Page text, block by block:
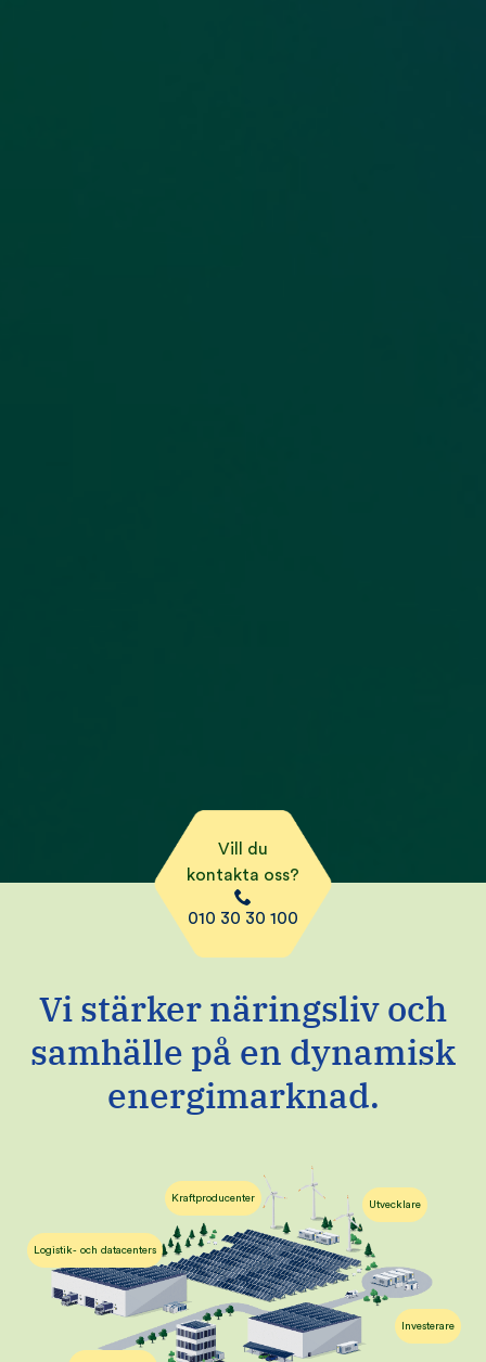
Vill du
kontakta oss?
010 30 30 100
Vi stärker näringsliv och
samhälle på en dynamisk
energimarknad.
Logistik- och datacenters
Kraftproducenter
Utvecklare
Investerare